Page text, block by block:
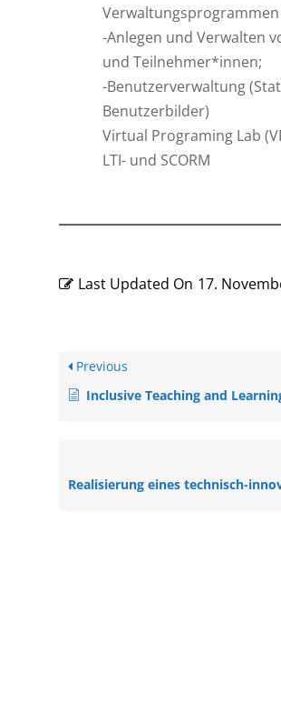
Verwaltungsprogrammen
-Anlegen und Verwalten
und Teilnehmer*innen;
-Benutzerverwaltung
Benutzerbilder)
Virtual Programing Lab
LTI- und SCORM
Last Updated On 17.
Previous
Inclusive Teaching and Learning (All